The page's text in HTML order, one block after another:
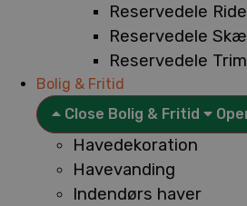
Reservedele
Reservedele
Reservedele
Bolig & Fritid
Close Bolig & Fritid
Havedekoration
Havevanding
Indendørs haver